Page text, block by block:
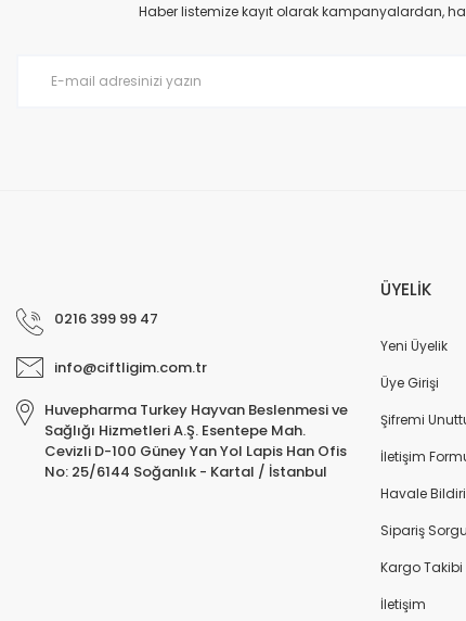
Haber listemize kayıt olarak kampanyalardan,
0216 399 99 47
info@ciftligim.com.tr
Huvepharma Turkey Hayvan Beslenmesi ve
Sağlığı Hizmetleri A.Ş. Esentepe Mah.
Cevizli D-100 Güney Yan Yol Lapis Han Ofis
No: 25/6144 Soğanlık - Kartal / İstanbul
ÜYELİK
Yeni Üyelik
Üye Girişi
Şifremi
İletişim
Havale
Sipariş
Kargo Takibi
İletişim